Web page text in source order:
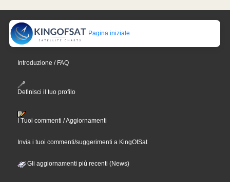
Pagina iniziale
Introduzione / FAQ
Definisci il tuo profilo
I Tuoi commenti / Aggiornamenti
Invia i tuoi commenti/suggerimenti a KingOfSat
Gli aggiornamenti più recenti (News)